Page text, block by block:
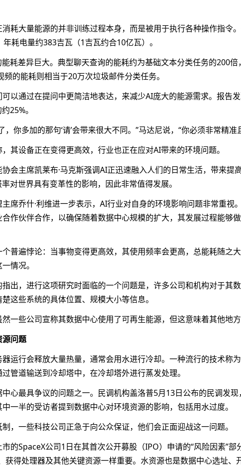
耗大量能源的并非训练过程本身，而是被用于执行各种操作指令
耗电量约383吉瓦（1吉瓦约合10亿瓦）。
耗差异巨大。典型聊天查询的能耗约为基础文本分类任务的200
的能耗则相当于20万次垃圾邮件分类任务。
以通过在提问中更简洁地表达，来减少AI庞大的能源需求。报告
25%。
，你多加的那句‘请’会带来很大不同。”马达尼说，“你必须非常精准
其设备正在变得更高效，行业也正在应对AI带来的环境问题。
会主席凯莱布·马克斯强调AI正迅速融入人们的日常生活，带来提
对世界具有变革性的影响，因此非常值得发展。
席乔什·利维进一步表示，AI行业对自身的环境影响问题非常重视
作伙伴合作，以确保随着数据中心规模的扩大，其发展过程能够
普遍悖论：当事物变得更高效，其使用频率会更高，总能耗随之
情况。
出，进行这项研究时面临的一个问题是，许多公司和机构对于其
这些系统的具体位置、规模大小等信息。
一些公司宣称其数据中心使用了可再生能源，但这意味着其他地
源问题
运行会释放大量热量，通常会用水进行冷却。一种流行的技术称
管道输送到冷却塔中，在冷却塔外进行蒸发处理。
心最具争议的问题之一。民调机构盖洛普5月13日公布的民调发
一半的受访者提到数据中心对环境资源的影响，包括用水过度。
，一些科技公司正急于向公众保证，他们会正面迎战这一问题。
的SpaceX公司1日在其首次公开募股（IPO）申请的“风险因素”
获得处理器及其他关键资源一样重要。水资源也是数据中心选址、